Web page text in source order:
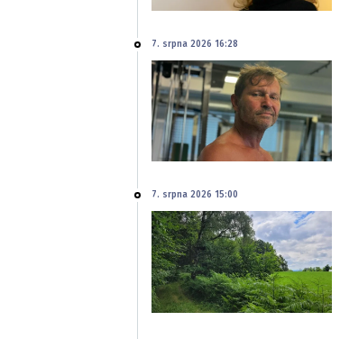
7. srpna 2026 16:28
7. srpna 2026 15:00